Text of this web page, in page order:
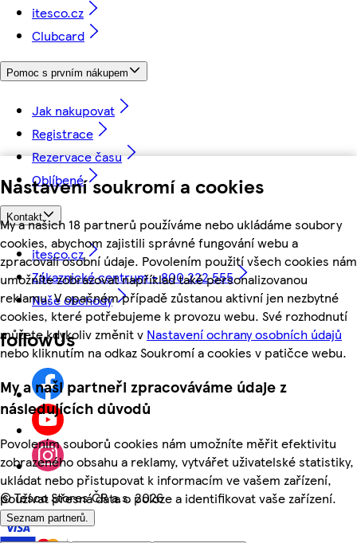
Nastavení soukromí a cookies
My a našich 18 partnerů používáme nebo ukládáme soubory
cookies, abychom zajistili správné fungování webu a
zpracovali osobní údaje. Povolením použití všech cookies nám
umožníte zobrazovat například také personalizovanou
reklamu. V opačném případě zůstanou aktivní jen nezbytné
cookies, které potřebujeme k provozu webu. Své rozhodnutí
můžete kdykoliv změnit v Nastavení ochrany osobních údajů
nebo kliknutím na odkaz Soukromí a cookies v patičce webu.
My a naši partneři zpracováváme údaje z
následujících důvodů
Povolením souborů cookies nám umožníte měřit efektivitu
zobrazeného obsahu a reklamy, vytvářet uživatelské statistiky,
ukládat nebo přistupovat k informacím ve vašem zařízení,
používat přesná data o poloze a identifikovat vaše zařízení.
Seznam partnerů.
itesco.cz
Clubcard
Pomoc s prvním nákupem
Jak nakupovat
Registrace
Rezervace času
Oblíbené
Kontakt
itesco.cz
Zákaznické centrum - 800 222 555
Naše obchody
followUs
©Tesco Stores ČR a.s. 2026